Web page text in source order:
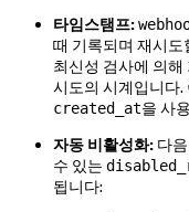
타임스탬프:
때 기록되며 재시도
최신성 검사에 의
시도의 시계입니다.
created_at을 사
자동 비활성화: 다
수 있는
됩니다: